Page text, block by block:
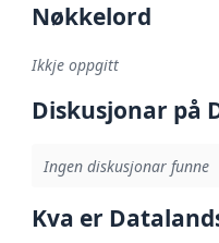
Nøkkelord
Ikkje oppgitt
Diskusjonar på
Ingen diskusjonar funne
Kva er